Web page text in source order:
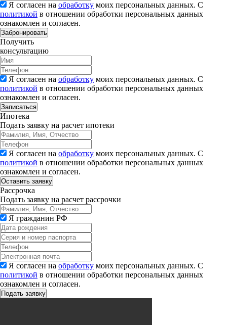
Я согласен на обработку моих персональных данных. С
политикой в отношении обработки персональных данных
ознакомлен и согласен.
Забронировать
Получить
консультацию
Я согласен на обработку моих персональных данных. С
политикой в отношении обработки персональных данных
ознакомлен и согласен.
Записаться
Ипотека
Подать заявку на расчет ипотеки
Я согласен на обработку моих персональных данных. С
политикой в отношении обработки персональных данных
ознакомлен и согласен.
Рассрочка
Подать заявку на расчет рассрочки
Я гражданин РФ
Я согласен на обработку моих персональных данных. С
политикой в отношении обработки персональных данных
ознакомлен и согласен.